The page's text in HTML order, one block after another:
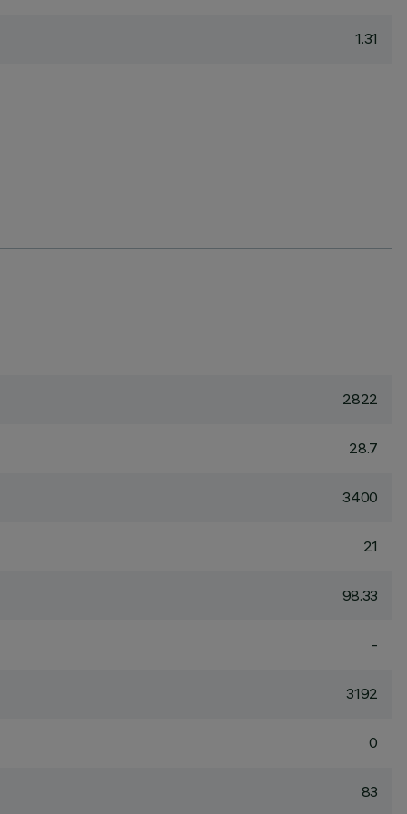
1.31
2822
28.7
3400
21
98.33
-
3192
0
83